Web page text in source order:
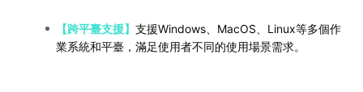
【跨平臺支援】 支援Windows、MacOS、Linux等多個作
業系統和平臺，滿足使用者不同的使用場景需求。